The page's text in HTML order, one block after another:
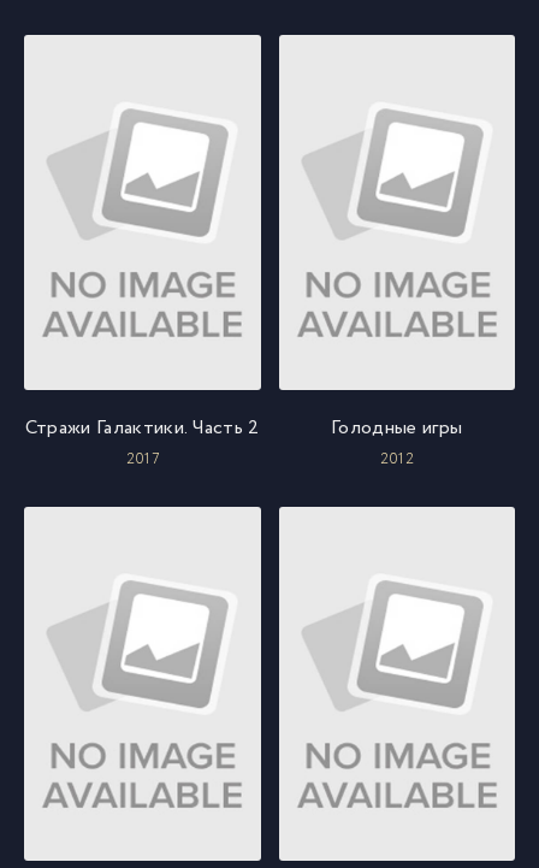
Стражи Галактики. Часть 2
2017
Голодные игры
2012